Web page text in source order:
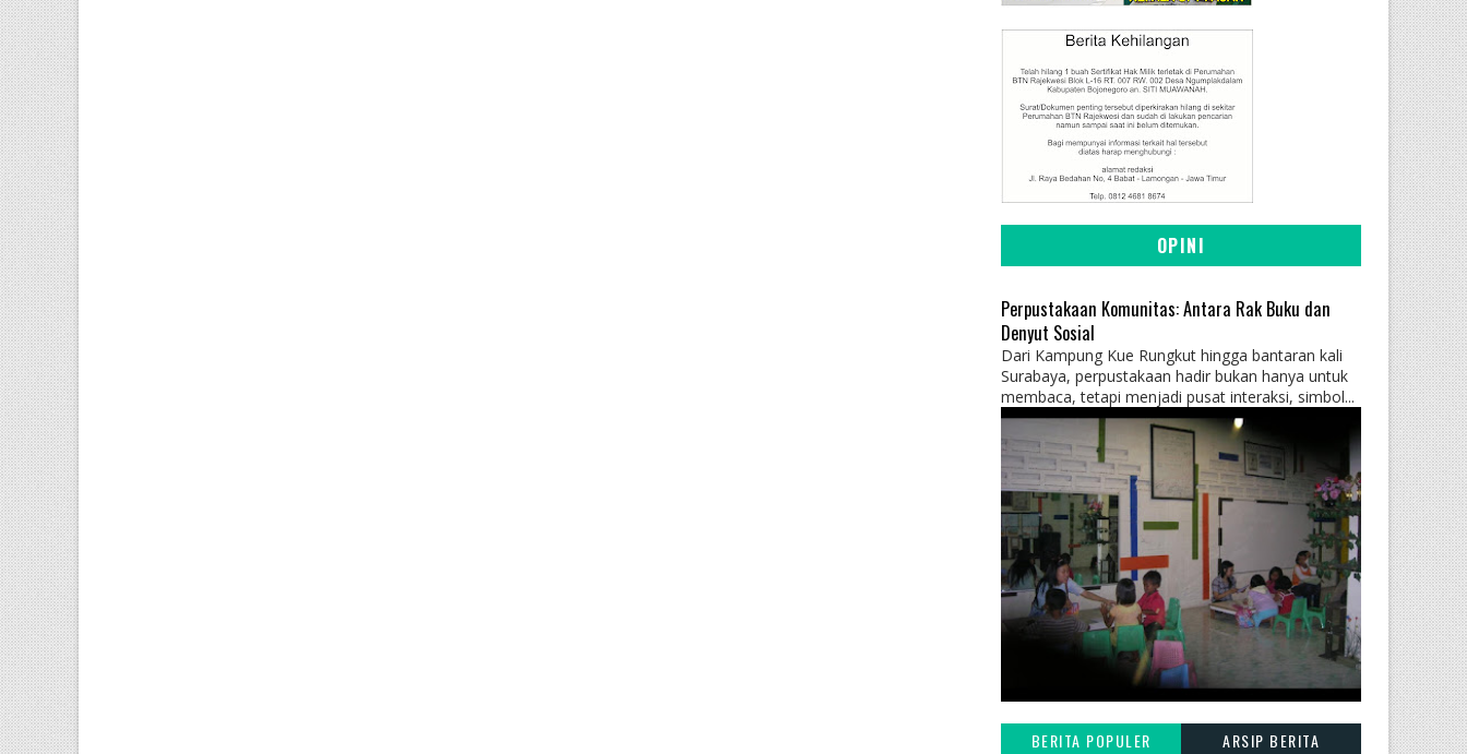
OPINI
Perpustakaan Komunitas: Antara Rak Buku dan
Denyut Sosial
Dari Kampung Kue Rungkut hingga bantaran kali
Surabaya, perpustakaan hadir bukan hanya untuk
membaca, tetapi menjadi pusat interaksi, simbol...
BERITA POPULER ARSIP BERITA